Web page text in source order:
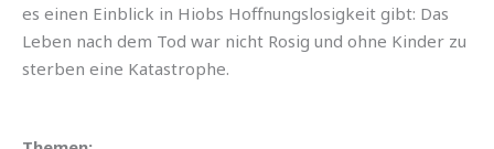
es einen Einblick in Hiobs Hoffnungslosigkeit gibt: Das
Leben nach dem Tod war nicht Rosig und ohne Kinder zu
sterben eine Katastrophe.